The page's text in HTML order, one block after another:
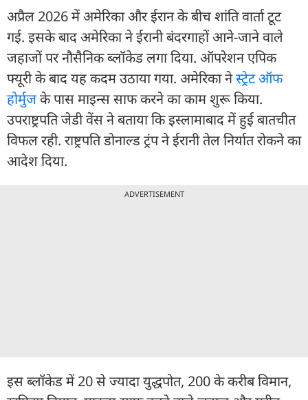
अप्रैल 2026 में अमेरिका और ईरान के बीच शांति वार्ता टूट
गई. इसके बाद अमेरिका ने ईरानी बंदरगाहों आने-जाने वाले
जहाजों पर नौसैनिक ब्लॉकेड लगा दिया. ऑपरेशन एपिक
फ्यूरी के बाद यह कदम उठाया गया. अमेरिका नेस्ट्रेट ऑफ
होर्मुजके पास माइन्स साफ करने का काम शुरू किया.
उपराष्ट्रपति जेडी वेंस ने बताया कि इस्लामाबाद में हुई बातचीत
विफल रही. राष्ट्रपति डोनाल्ड ट्रंप ने ईरानी तेल निर्यात रोकने का
आदेश दिया.
ADVERTISEMENT
इस ब्लॉकेड में 20 से ज्यादा युद्धपोत, 200 के करीब विमान,